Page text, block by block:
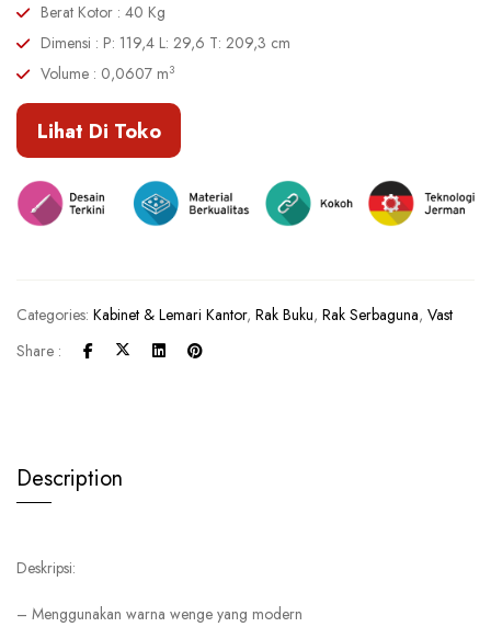
Berat Kotor : 40 Kg
Dimensi : P: 119,4 L: 29,6 T: 209,3 cm
Volume : 0,0607 m3
Lihat Di Toko
Categories: Kabinet & Lemari Kantor, Rak Buku, Rak Serbaguna, Vast
Share :
Description
Deskripsi:
– Menggunakan warna wenge yang modern